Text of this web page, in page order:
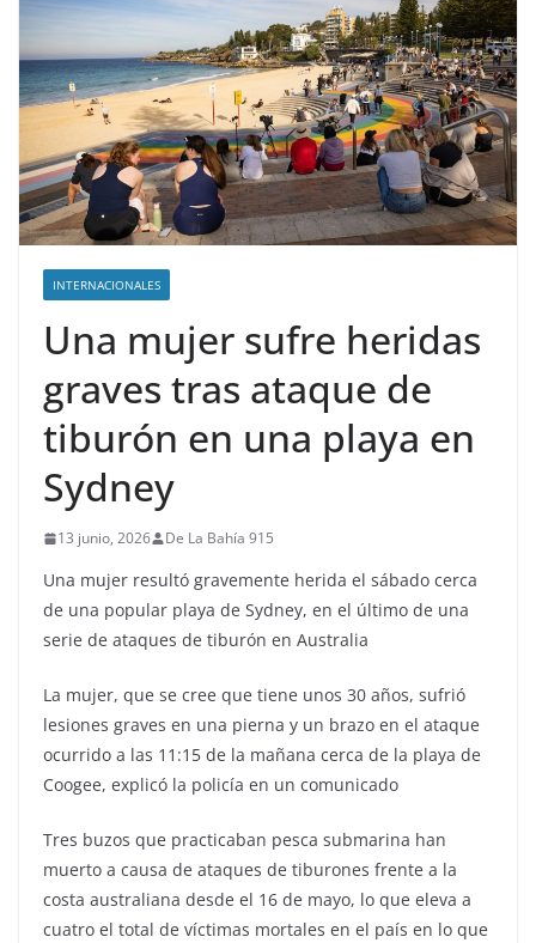
INTERNACIONALES
Una mujer sufre heridas
graves tras ataque de
tiburón en una playa en
Sydney
13 junio, 2026 De La Bahía 915
Una mujer resultó gravemente herida el sábado cerca
de una popular playa de Sydney, en el último de una
serie de ataques de tiburón en Australia
La mujer, que se cree que tiene unos 30 años, sufrió
lesiones graves en una pierna y un brazo en el ataque
ocurrido a las 11:15 de la mañana cerca de la playa de
Coogee, explicó la policía en un comunicado
Tres buzos que practicaban pesca submarina han
muerto a causa de ataques de tiburones frente a la
costa australiana desde el 16 de mayo, lo que eleva a
cuatro el total de víctimas mortales en el país en lo que